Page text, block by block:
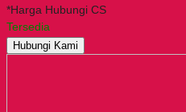
*Harga Hubungi CS
Tersedia
Hubungi Kami